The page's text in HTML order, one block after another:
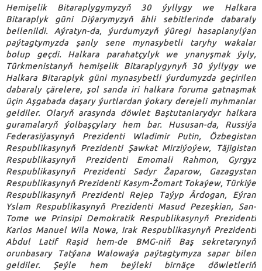
Hemişelik Bitaraplygymyzyň 30 ýyllygy we Halkara
Bitaraplyk güni Diýarymyzyň ähli sebitlerinde dabaraly
bellenildi. Aýratyn-da, ýurdumyzyň ýüregi hasaplanylýan
paýtagtymyzda şanly sene mynasybetli taryhy wakalar
bolup geçdi. Halkara parahatçylyk we ynanyşmak ýyly,
Türkmenistanyň hemişelik Bitaraplygynyň 30 ýyllygy we
Halkara Bitaraplyk güni mynasybetli ýurdumyzda geçirilen
dabaraly çärelere, şol sanda iri halkara foruma gatnaşmak
üçin Aşgabada daşary ýurtlardan ýokary derejeli myhmanlar
geldiler. Olaryň arasynda döwlet Baştutanlarydyr halkara
guramalaryň ýolbaşçylary hem bar. Hususan-da, Russiýa
Federasiýasynyň Prezidenti Wladimir Putin, Özbegistan
Respublikasynyň Prezidenti Şawkat Mirziýoýew, Täjigistan
Respublikasynyň Prezidenti Emomali Rahmon, Gyrgyz
Respublikasynyň Prezidenti Sadyr Žaparow, Gazagystan
Respublikasynyň Prezidenti Kasym-Žomart Tokaýew, Türkiýe
Respublikasynyň Prezidenti Rejep Taýyp Ärdogan, Eýran
Yslam Respublikasynyň Prezidenti Masud Pezeşkian, San-
Tome we Prinsipi Demokratik Respublikasynyň Prezidenti
Karlos Manuel Wila Nowa, Irak Respublikasynyň Prezidenti
Abdul Latif Raşid hem-de BMG-niň Baş sekretarynyň
orunbasary Tatýana Walowaýa paýtagtymyza sapar bilen
geldiler. Şeýle hem beýleki birnäçe döwletleriň